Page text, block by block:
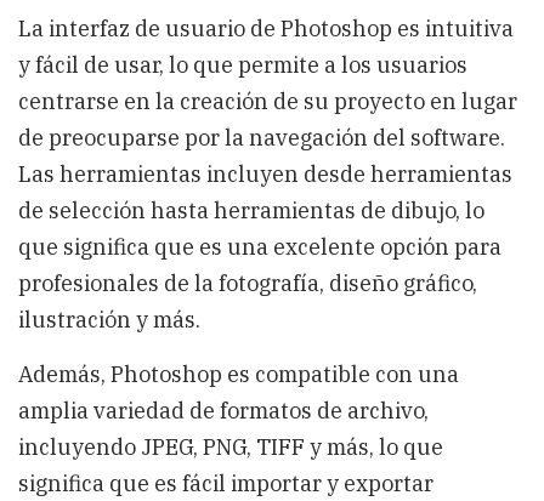
La interfaz de usuario de Photoshop es intuitiva
y fácil de usar, lo que permite a los usuarios
centrarse en la creación de su proyecto en lugar
de preocuparse por la navegación del software.
Las herramientas incluyen desde herramientas
de selección hasta herramientas de dibujo, lo
que significa que es una excelente opción para
profesionales de la fotografía, diseño gráfico,
ilustración y más.
Además, Photoshop es compatible con una
amplia variedad de formatos de archivo,
incluyendo JPEG, PNG, TIFF y más, lo que
significa que es fácil importar y exportar